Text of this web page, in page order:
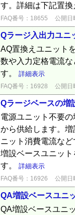
す。詳細は下記置
FAQ番号：18655 公開日
Qラージ入出力ユニ
AQ置換えユニット
数や入力定格電流
す。 詳細表示
FAQ番号：16928 公開日
Qラージベースの増
電源ユニット不要
から供給します。
ニット消費電流な
増設ベースユニッ
す。 詳細表示
FAQ番号：16926 公開日
QA増設ベースユニ
QA増設ベースユニ